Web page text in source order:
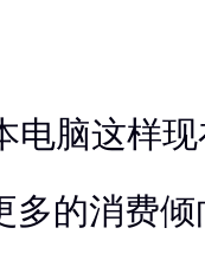
电脑这样
多的消费